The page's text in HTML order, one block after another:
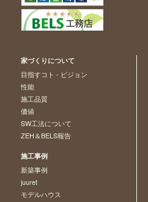
家づくりについて
目指すコト - ビジョン
性能
施工品質
価値
SW工法について
ZEH＆BELS報告
施工事例
新築事例
juuret
モデルハウス